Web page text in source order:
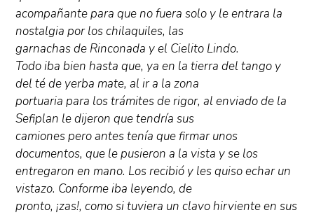
acompañante para que no fuera solo y le entrara la
nostalgia por los chilaquiles, las
garnachas de Rinconada y el Cielito Lindo.
Todo iba bien hasta que, ya en la tierra del tango y
del té de yerba mate, al ir a la zona
portuaria para los trámites de rigor, al enviado de la
Sefiplan le dijeron que tendría sus
camiones pero antes tenía que firmar unos
documentos, que le pusieron a la vista y se los
entregaron en mano. Los recibió y les quiso echar un
vistazo. Conforme iba leyendo, de
pronto, ¡zas!, como si tuviera un clavo hirviente en sus